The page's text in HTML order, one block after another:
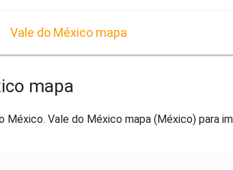
Vale do México mapa
mapa
México. Vale do México mapa (México) para